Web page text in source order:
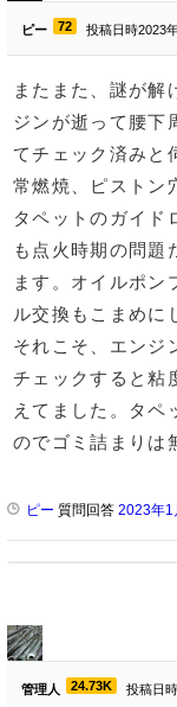
ピー 72 投稿日時2023
またまた、謎が解
ジンが逝って腰下
てチェック済みと
常燃焼、ピストン
タペットのガイド
も点火時期の問題
ます。オイルポン
ル交換もこまめに
それこそ、エンジ
チェックすると粘
えてました。タペ
のでゴミ詰まりは
ピー 質問回答 2023年1
管理人 24.73K 投稿日